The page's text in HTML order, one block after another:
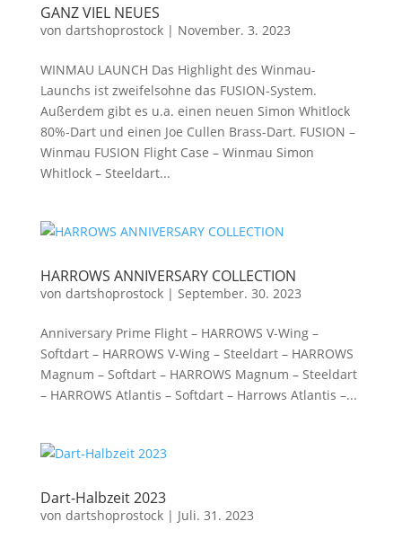
GANZ VIEL NEUES
von dartshoprostock| November. 3. 2023
WINMAU LAUNCH Das Highlight des Winmau-
Launchs ist zweifelsohne das FUSION-System.
Außerdem gibt es u.a. einen neuen Simon Whitlock
80%-Dart und einen Joe Cullen Brass-Dart. FUSION –
Winmau FUSION Flight Case – Winmau Simon
Whitlock – Steeldart...
HARROWS ANNIVERSARY COLLECTION
von dartshoprostock| September. 30. 2023
Anniversary Prime Flight – HARROWS V-Wing –
Softdart – HARROWS V-Wing – Steeldart – HARROWS
Magnum – Softdart – HARROWS Magnum – Steeldart
– HARROWS Atlantis – Softdart – Harrows Atlantis –...
Dart-Halbzeit 2023
von dartshoprostock| Juli. 31. 2023